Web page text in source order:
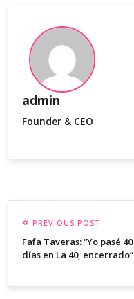
admin
Founder & CEO
PREVIOUS POST
Fafa Taveras: “Yo pasé 40
días en La 40, encerrado”